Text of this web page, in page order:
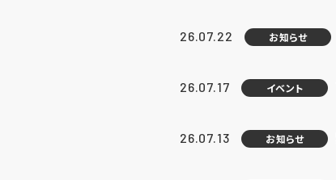
26.07.22 お知らせ
26.07.17 イベント
26.07.13 お知らせ